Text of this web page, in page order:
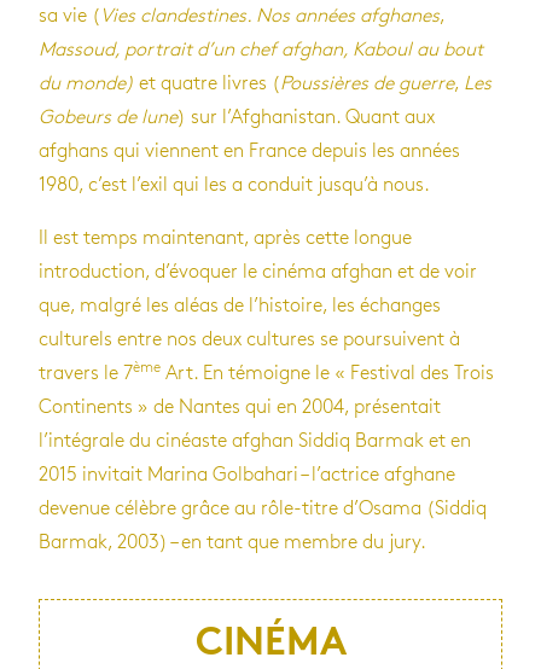
sa vie ( Vies clandestines. Nos années afghanes,
Massoud, portrait d’un chef afghan, Kaboul au bout
du monde) et quatre livres (Poussières de guerre, Les
Gobeurs de lune) sur l’Afghanistan. Quant aux
afghans qui viennent en France depuis les années
1980, c’est l’exil qui les a conduit jusqu’à nous.
Il est temps maintenant, après cette longue
introduction, d’évoquer le cinéma afghan et de voir
que, malgré les aléas de l’histoire, les échanges
culturels entre nos deux cultures se poursuivent à
travers le 7ème Art. En témoigne le « Festival des Trois
Continents » de Nantes qui en 2004, présentait
l’intégrale du cinéaste afghan Siddiq Barmak et en
2015 invitait Marina Golbahari – l’actrice afghane
devenue célèbre grâce au rôle-titre d’Osama (Siddiq
Barmak, 2003) – en tant que membre du jury.
CINÉMA